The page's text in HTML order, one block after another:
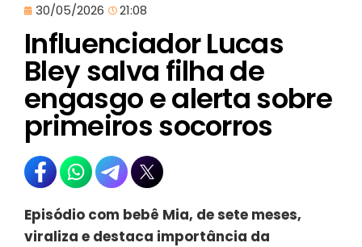
30/05/2026 21:08
Influenciador Lucas
Bley salva filha de
engasgo e alerta sobre
primeiros socorros
Episódio com bebê Mia, de sete meses,
viraliza e destaca importância da